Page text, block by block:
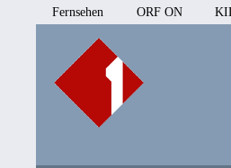
Fernsehen ORF ON